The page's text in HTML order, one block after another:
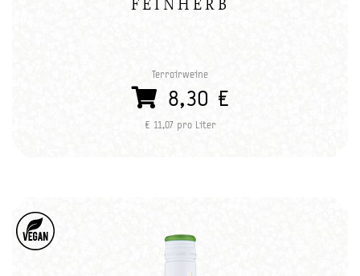
FEINHERB
Terroirweine
8,30 €
€ 11,07 pro Liter